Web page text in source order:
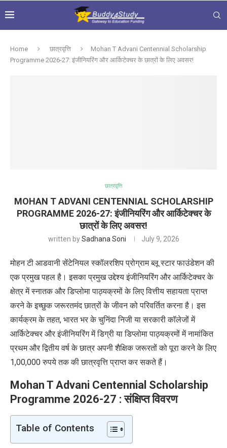
Home छात्रवृत्ति
Mohan T Advani Centennial Scholarship
Programme 2026-27: इंजीनियरिंग और आर्किटेक्चर के छात्रों के लिए अवसर!
छात्रवृत्ति
MOHAN T ADVANI CENTENNIAL SCHOLARSHIP
PROGRAMME 2026-27: इंजीनियरिंग और आर्किटेक्चर के
छात्रों के लिए अवसर!
written bySadhana Soni July 9, 2026
मोहन टी आडवानी सेंटेनियल स्कॉलरशिप प्रोग्राम ब्लू स्टार फाउंडेशन की
एक प्रमुख पहल है। इसका प्रमुख उद्देश्य इंजीनियरिंग और आर्किटेक्चर के
क्षेत्र में स्नातक और डिप्लोमा पाठ्यक्रमों के लिए वित्तीय सहायता प्राप्त
करने के इच्छुक जरूरतमंद छात्रों के जीवन को परिवर्तित करना है। इस
कार्यक्रम के तहत, भारत भर के चुनिंदा निजी या सरकारी कॉलेजों में
आर्किटेक्चर और इंजीनियरिंग में डिग्री या डिप्लोमा पाठ्यक्रमों में नामांकित
प्रथम और द्वितीय वर्ष के छात्र अपनी शैक्षिक जरूरतों को पूरा करने के लिए
1,00,000 रुपये तक की छात्रवृत्ति प्राप्त कर सकते हैं।
Mohan T Advani Centennial Scholarship
Programme 2026-27 : संक्षिप्त विवरण
Table of Contents